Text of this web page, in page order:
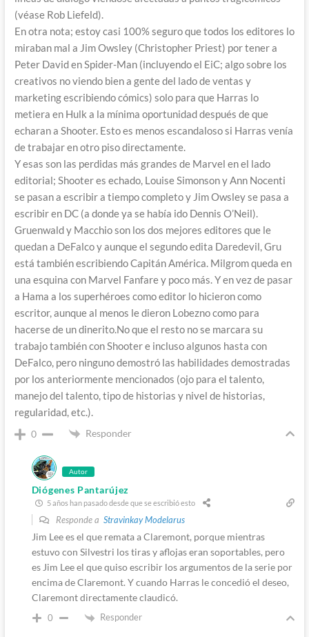
(véase Rob Liefeld).
En otra nota; estoy casi 100% seguro que todos los editores lo
miraban mal a Jim Owsley (Christopher Priest) por tener a
Peter David en Spider-Man (incluyendo el EiC; algo sobre los
creativos no viendo bien a gente del lado de ventas y
marketing escribiendo cómics) solo para que Harras lo
metiera en Hulk a la mínima oportunidad después de que
echaran a Shooter. Esto es menos escandaloso si Harras venía
de trabajar en otro piso directamente.
Y esas son las perdidas más grandes de Marvel en el lado
editorial; Shooter es echado, Louise Simonson y Ann Nocenti
se pasan a escribir a tiempo completo y Jim Owsley se pasa a
escribir en DC (a donde ya se había ido Dennis O’Neil).
Gruenwald y Macchio son los dos mejores editores que le
quedan a DeFalco y aunque el segundo edita Daredevil, Gru
está también escribiendo Capitán América. Milgrom queda en
una esquina con Marvel Fanfare y poco más. Y en vez de pasar
a Hama a los superhéroes como editor lo hicieron como
escritor, aunque al menos le dieron Lobezno como para
hacerse de un dinerito.No que el resto no se marcara su
trabajo también con Shooter e incluso algunos hasta con
DeFalco, pero ninguno demostró las habilidades demostradas
por los anteriormente mencionados (ojo para el talento,
manejo del talento, tipo de historias y nivel de historias,
regularidad, etc.).
0 Responder
Autor
Diógenes Pantarújez
5 años han pasado desde que se escribió esto
Responde a Stravinkay Modelarus
Jim Lee es el que remata a Claremont, porque mientras
estuvo con Silvestri los tiras y aflojas eran soportables, pero
es Jim Lee el que quiso escribir los argumentos de la serie por
encima de Claremont. Y cuando Harras le concedió el deseo,
Claremont directamente claudicó.
0 Responder